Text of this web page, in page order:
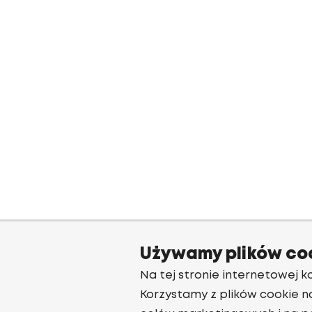
Używamy plików
Na tej stronie internetowej
Korzystamy z plików cookie